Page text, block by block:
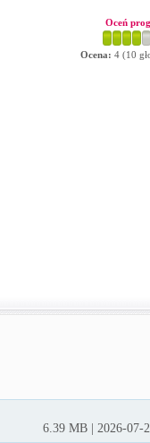
Oceń
Ocena: 4 (10
6.39 MB | 2026-07-